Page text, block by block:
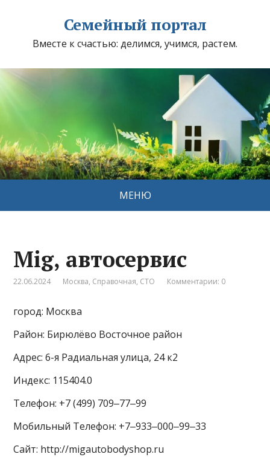
Семейный портал
Вместе к счастью: делимся, учимся, растем.
МЕНЮ
Mig, автосервис
22.06.2024 Москва, Справочная, СТО Комментарии: 0
город: Москва
Район: Бирюлёво Восточное район
Адрес: 6-я Радиальная улица, 24 к2
Индекс: 115404.0
Телефон: +7 (499) 709‒77‒99
Мобильный Телефон: +7‒933‒000‒99‒33
Сайт: http://migautobodyshop.ru